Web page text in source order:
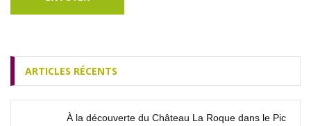
ARTICLES RÉCENTS
À la découverte du Château La Roque dans le Pic